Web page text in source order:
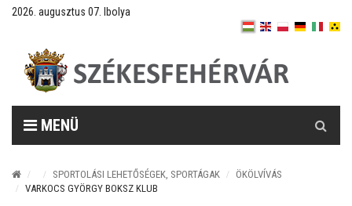
2026. augusztus 07. Ibolya
MENÜ
SPORTOLÁSI LEHETŐSÉGEK, SPORTÁGAK
ÖKÖLVÍVÁS
VARKOCS GYÖRGY BOKSZ KLUB